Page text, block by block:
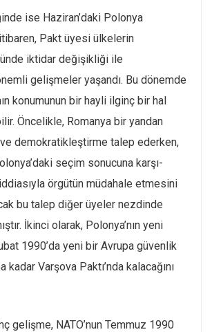
ise Haziran’daki Polonya
Pakt üyesi ülkelerin
iktidar değişikliği ile
gelişmeler yaşandı. Bu dönemde
konumunun bir hayli ilginç bir hal
Öncelikle, Romanya bir yandan
demokratikleştirme talep ederken,
seçim sonucuna karşı-
örgütün müdahale etmesini
bu talep diğer üyeler nezdinde
İkinci olarak, Polonya’nın yeni
1990’da yeni bir Avrupa güvenlik
Varşova Paktı’nda kalacağını
gelişme, NATO’nun Temmuz 1990